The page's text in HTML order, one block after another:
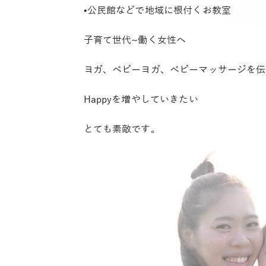
•公民館などで地域に根付くお教室
子育て世代~働く女性へ
ヨガ、ベビーヨガ、ベビーマッサージを
Happyを増やしていきたい
とても素敵です。